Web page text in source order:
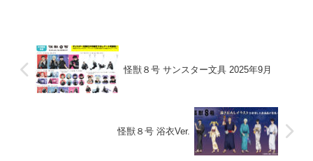
怪獣８号 サンスター文具 2025年9月
怪獣８号 浴衣Ver.